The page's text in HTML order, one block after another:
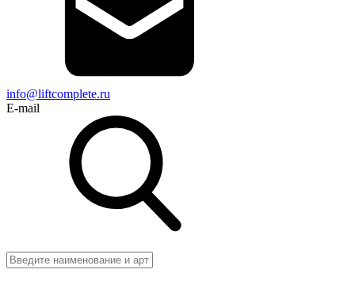
info@liftcomplete.ru
E-mail